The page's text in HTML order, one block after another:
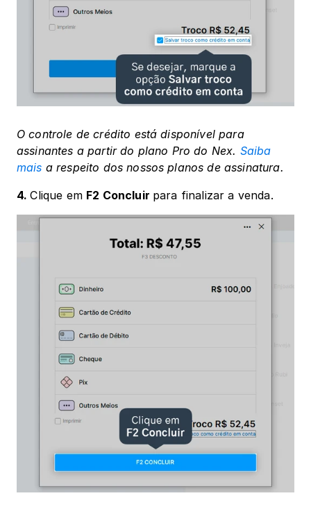
O controle de crédito está disponível para
assinantes a partir do plano Pro do Nex. Saiba
mais a respeito dos nossos planos de assinatura.
4. Clique em F2 Concluir para finalizar a venda.